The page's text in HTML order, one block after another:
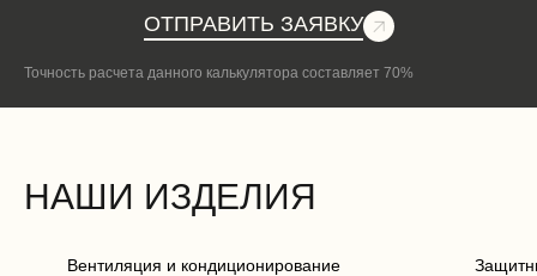
ОТПРАВИТЬ ЗАЯВКУ
Точность расчета данного калькулятора составляет 70%
НАШИ ИЗДЕЛИЯ
Вентиляция и кондиционирование